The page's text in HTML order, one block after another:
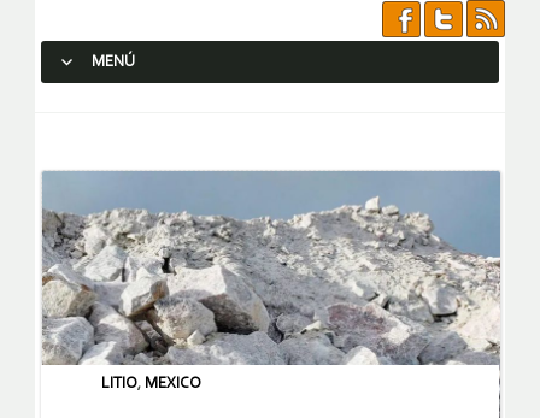
MENÚ
LITIO, MEXICO